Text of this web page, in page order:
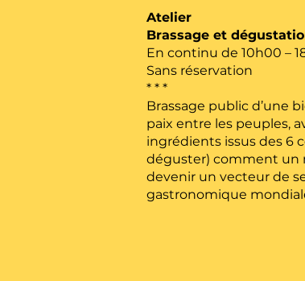
Atelier
Brassage et
En continu de 10h00 –
Sans réservation
* * *
Brassage public d’une
paix entre les peuples,
ingrédients issus des 6
déguster) comment un
devenir un vecteur de
gastronomique